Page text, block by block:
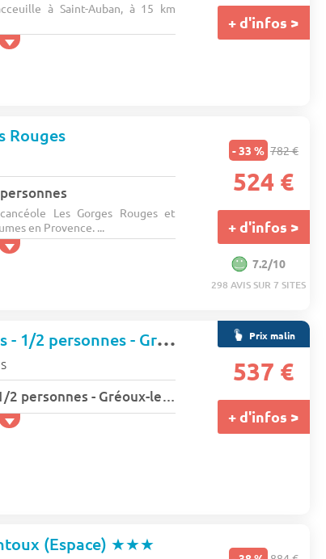
à Saint-Auban, à 15 km
+ d'infos >
Rouges
Les Gorges Rouges et
en Provence. ...
- 33 % 782 €
524 €
+ d'infos >
7.2/10
298 AVIS SUR 7 SITES
Appartement 2 pièces - 1/2 personnes - Gréoux-les-Bains - San bastian
Appartement 2 pièces - 1/2 personnes - Gréoux-les-Bains - San bastian
Prix malin
537 €
+ d'infos >
(Espace) ★★★